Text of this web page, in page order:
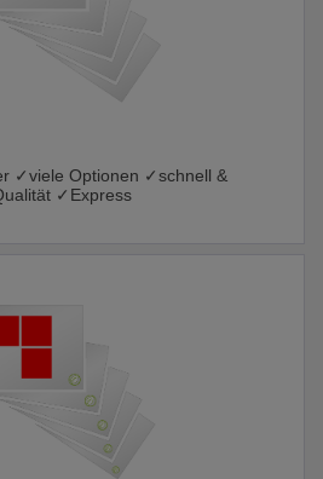
✓viele Optionen ✓schnell &
✓Express